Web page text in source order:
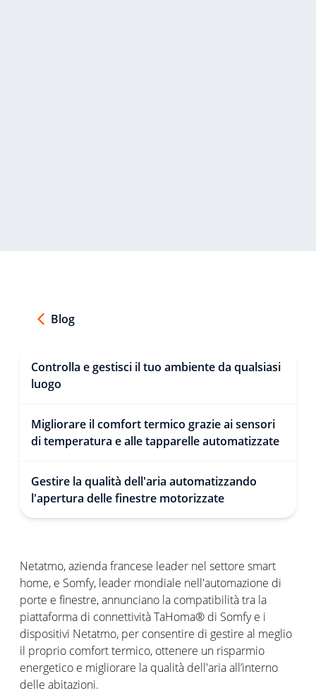
Blog
Controlla e gestisci il tuo ambiente da qualsiasi
luogo
Migliorare il comfort termico grazie ai sensori
di temperatura e alle tapparelle automatizzate
Gestire la qualità dell'aria automatizzando
l'apertura delle finestre motorizzate
Netatmo, azienda francese leader nel settore smart
home, e Somfy, leader mondiale nell'automazione di
porte e finestre, annunciano la compatibilità tra la
piattaforma di connettività TaHoma® di Somfy e i
dispositivi Netatmo, per consentire di gestire al meglio
il proprio comfort termico, ottenere un risparmio
energetico e migliorare la qualità dell'aria all’interno
delle abitazioni.